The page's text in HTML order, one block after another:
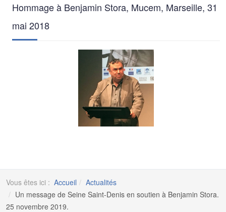
Hommage à Benjamin Stora, Mucem, Marseille, 31
mai 2018
Vous êtes ici : Accueil
Actualités
Un message de Seine Saint-Denis en soutien à Benjamin Stora.
25 novembre 2019.